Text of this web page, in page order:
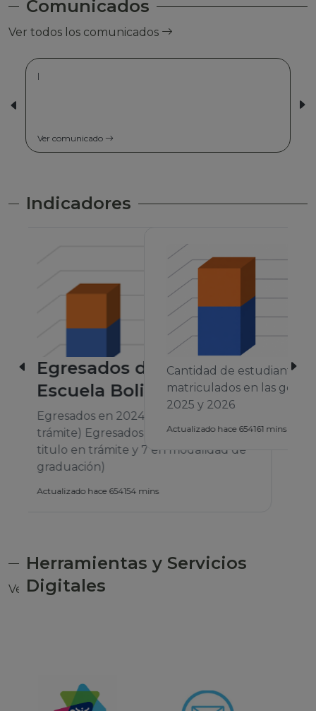
Comunicados
Ver todos los comunicados
|
Ver comunicado
Indicadores
Cantidad de estudiantes
matriculados en las gestiones 2024,
Actualizado hace 654161 mins
Herramientas y Servicios
Digitales
Ver todas las herramientas